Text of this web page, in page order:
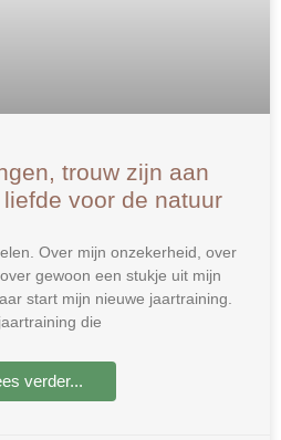
trouw zijn aan
voor de natuur
Over mijn onzekerheid, over
gewoon een stukje uit mijn
start mijn nieuwe jaartraining.
die
verder...